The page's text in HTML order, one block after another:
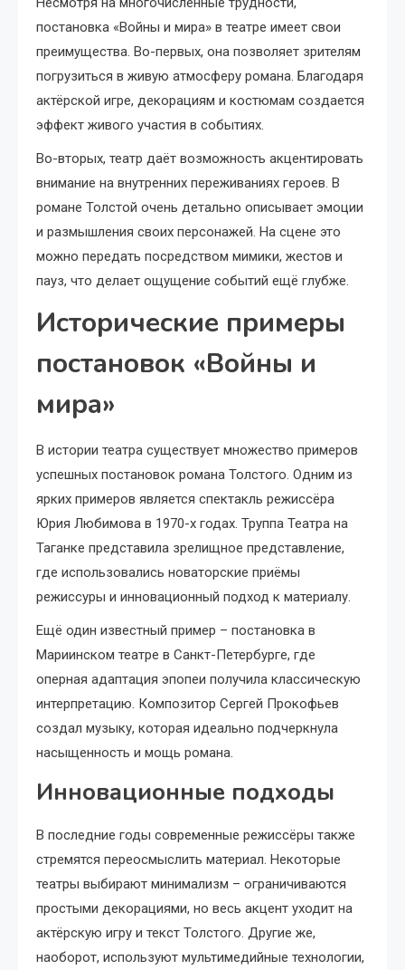
постановка «Войны и мира» в театре имеет свои
преимущества. Во-первых, она позволяет зрителям
погрузиться в живую атмосферу романа. Благодаря
актёрской игре, декорациям и костюмам создается
эффект живого участия в событиях.
Во-вторых, театр даёт возможность акцентировать
внимание на внутренних переживаниях героев. В
романе Толстой очень детально описывает эмоции
и размышления своих персонажей. На сцене это
можно передать посредством мимики, жестов и
пауз, что делает ощущение событий ещё глубже.
Исторические примеры
постановок «Войны и
мира»
В истории театра существует множество примеров
успешных постановок романа Толстого. Одним из
ярких примеров является спектакль режиссёра
Юрия Любимова в 1970-х годах. Труппа Театра на
Таганке представила зрелищное представление,
где использовались новаторские приёмы
режиссуры и инновационный подход к материалу.
Ещё один известный пример – постановка в
Мариинском театре в Санкт-Петербурге, где
оперная адаптация эпопеи получила классическую
интерпретацию. Композитор Сергей Прокофьев
создал музыку, которая идеально подчеркнула
насыщенность и мощь романа.
Инновационные подходы
В последние годы современные режиссёры также
стремятся переосмыслить материал. Некоторые
театры выбирают минимализм – ограничиваются
простыми декорациями, но весь акцент уходит на
актёрскую игру и текст Толстого. Другие же,
наоборот, используют мультимедийные технологии,